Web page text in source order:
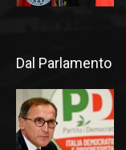
Dal Parlamento